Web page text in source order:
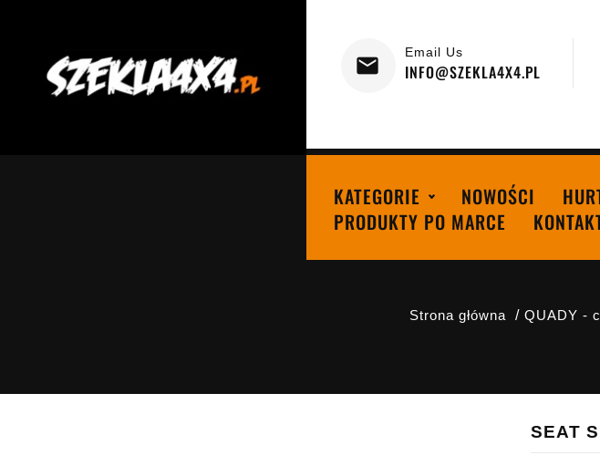
Email Us
INFO@SZEKLA4X4.PL
KATEGORIE NOWOŚCI
PRODUKTY PO MARCE
Strona główna QUADY -
SEAT